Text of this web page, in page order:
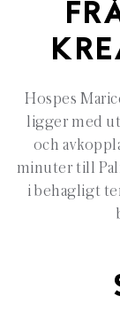
Hospes
ligger med
och
minuter till
i behagligt